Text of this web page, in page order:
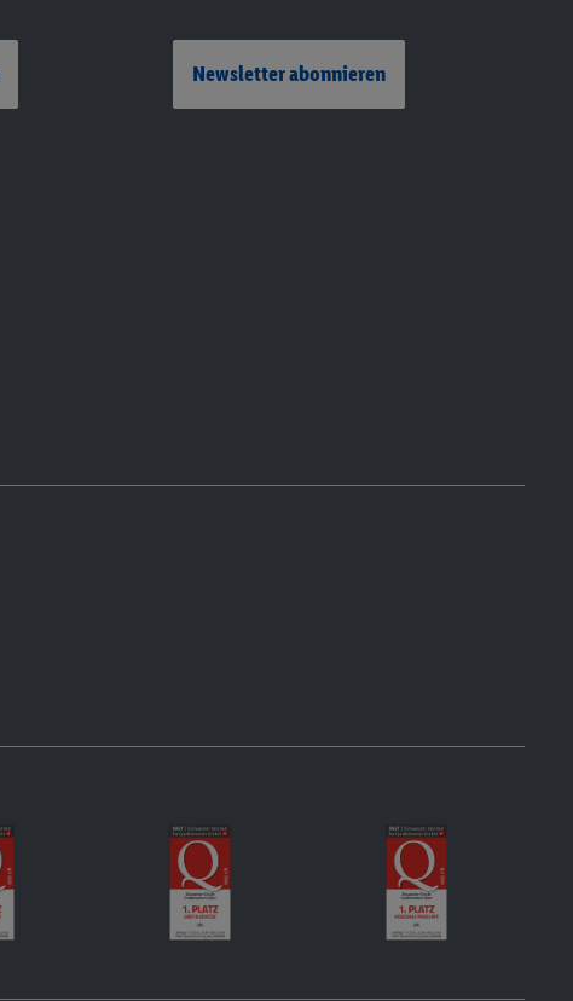
Newsletter abonnieren